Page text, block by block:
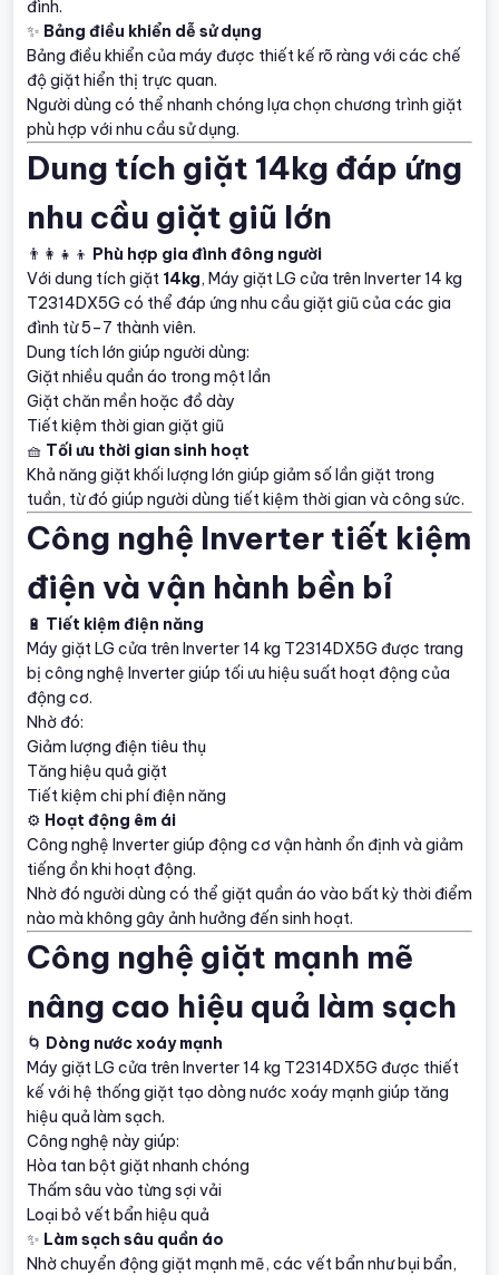
đình.
✨ Bảng điều khiển dễ sử dụng
Bảng điều khiển của máy được thiết kế rõ ràng với các chế
độ giặt hiển thị trực quan.
Người dùng có thể nhanh chóng lựa chọn chương trình giặt
phù hợp với nhu cầu sử dụng.
Dung tích giặt 14kg đáp ứng
nhu cầu giặt giũ lớn
👨‍👩‍👧‍👦 Phù hợp gia đình đông người
Với dung tích giặt 14kg, Máy giặt LG cửa trên Inverter 14 kg
T2314DX5G có thể đáp ứng nhu cầu giặt giũ của các gia
đình từ 5–7 thành viên.
Dung tích lớn giúp người dùng:
Giặt nhiều quần áo trong một lần
Giặt chăn mền hoặc đồ dày
Tiết kiệm thời gian giặt giũ
🧺 Tối ưu thời gian sinh hoạt
Khả năng giặt khối lượng lớn giúp giảm số lần giặt trong
tuần, từ đó giúp người dùng tiết kiệm thời gian và công sức.
Công nghệ Inverter tiết kiệm
điện và vận hành bền bỉ
🔋 Tiết kiệm điện năng
Máy giặt LG cửa trên Inverter 14 kg T2314DX5G được trang
bị công nghệ Inverter giúp tối ưu hiệu suất hoạt động của
động cơ.
Nhờ đó:
Giảm lượng điện tiêu thụ
Tăng hiệu quả giặt
Tiết kiệm chi phí điện năng
⚙ Hoạt động êm ái
Công nghệ Inverter giúp động cơ vận hành ổn định và giảm
tiếng ồn khi hoạt động.
Nhờ đó người dùng có thể giặt quần áo vào bất kỳ thời điểm
nào mà không gây ảnh hưởng đến sinh hoạt.
Công nghệ giặt mạnh mẽ
nâng cao hiệu quả làm sạch
🌀 Dòng nước xoáy mạnh
Máy giặt LG cửa trên Inverter 14 kg T2314DX5G được thiết
kế với hệ thống giặt tạo dòng nước xoáy mạnh giúp tăng
hiệu quả làm sạch.
Công nghệ này giúp:
Hòa tan bột giặt nhanh chóng
Thấm sâu vào từng sợi vải
Loại bỏ vết bẩn hiệu quả
✨ Làm sạch sâu quần áo
Nhờ chuyển động giặt mạnh mẽ, các vết bẩn như bụi bẩn,